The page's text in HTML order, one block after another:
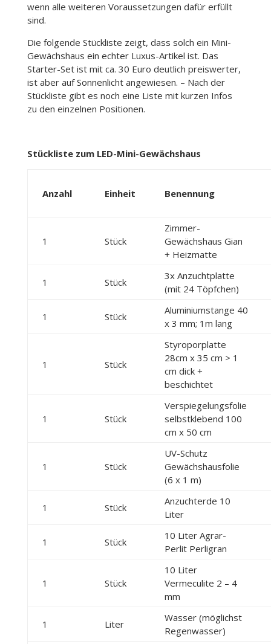
wenn alle weiteren Voraussetzungen dafür erfüllt
sind.
Die folgende Stückliste zeigt, dass solch ein Mini-
Gewächshaus ein echter Luxus-Artikel ist. Das
Starter-Set ist mit ca. 30 Euro deutlich preiswerter,
ist aber auf Sonnenlicht angewiesen. – Nach der
Stückliste gibt es noch eine Liste mit kurzen Infos
zu den einzelnen Positionen.
Stückliste zum LED-Mini-Gewächshaus
Anzahl Einheit Benennung
1 Stück
Zimmer-
Gewächshaus Gian
+ Heizmatte
1 Stück
3x Anzuchtplatte
(mit 24 Töpfchen)
1 Stück
Aluminiumstange 40
x 3 mm; 1m lang
1 Stück
Styroporplatte
28cm x 35 cm > 1
cm dick +
beschichtet
1 Stück
Verspiegelungsfolie
selbstklebend 100
cm x 50 cm
1 Stück
UV-Schutz
Gewächshausfolie
(6 x 1 m)
1 Stück
Anzuchterde 10
Liter
1 Stück
10 Liter Agrar-
Perlit Perligran
1 Stück
10 Liter
Vermeculite 2 – 4
mm
1 Liter
Wasser (möglichst
Regenwasser)